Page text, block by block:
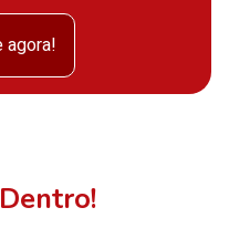
agora!